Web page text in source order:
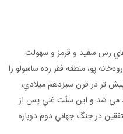
خاک هاي رس سفيد و قرمز و سهولت
پو، منطقه فقر زده ساسولو را
تر در قرن سيزدهم ميلادي،
مي شد و اين سنّت غني پس از
در جنگ جهاني دوم دوباره